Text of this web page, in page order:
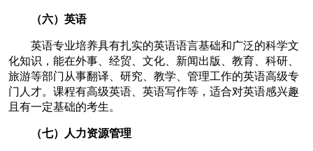
（六）英语
英语专业培养具有扎实的英语语言基础和广泛的科学文
化知识，能在外事、经贸、文化、新闻出版、教育、科研、
旅游等部门从事翻译、研究、教学、管理工作的英语高级专
门人才。课程有高级英语、英语写作等，适合对英语感兴趣
且有一定基础的考生。
（七）人力资源管理